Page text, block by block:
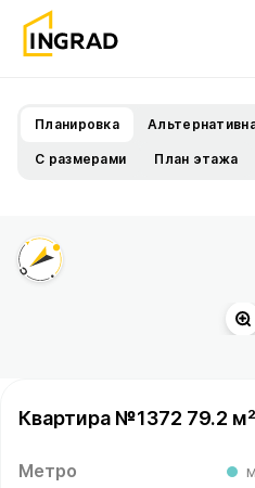
Планировка
С размерами План этажа
Квартира №1372 79.2 м²
Метро